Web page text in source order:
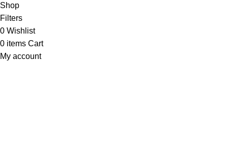
Shop
Filters
0 Wishlist
0 items Cart
My account